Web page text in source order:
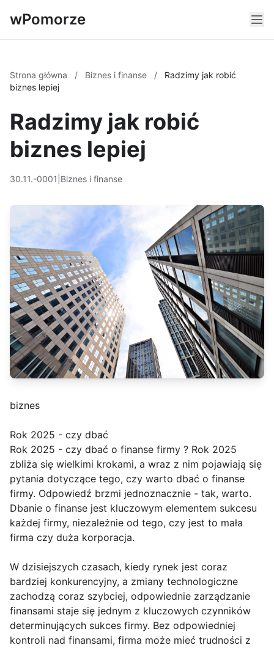
wPomorze
Strona główna / Biznes i finanse /
Radzimy jak robić
biznes lepiej
Radzimy jak robić
biznes lepiej
30.11.-0001 Biznes i finanse
biznes
Rok 2025 - czy dbać
Rok 2025 - czy dbać o finanse firmy ? Rok 2025
zbliża się wielkimi krokami, a wraz z nim pojawiają się
pytania dotyczące tego, czy warto dbać o finanse
firmy. Odpowiedź brzmi jednoznacznie - tak, warto.
Dbanie o finanse jest kluczowym elementem sukcesu
każdej firmy, niezależnie od tego, czy jest to mała
firma czy duża korporacja.
W dzisiejszych czasach, kiedy rynek jest coraz
bardziej konkurencyjny, a zmiany technologiczne
zachodzą coraz szybciej, odpowiednie zarządzanie
finansami staje się jednym z kluczowych czynników
determinujących sukces firmy. Bez odpowiedniej
kontroli nad finansami, firma może mieć trudności z